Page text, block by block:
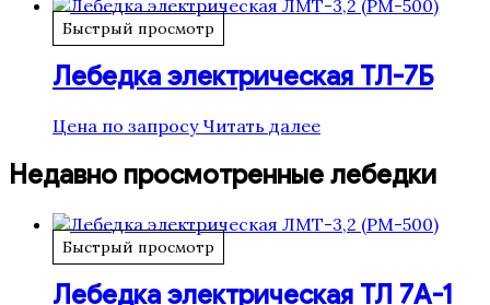
Быстрый просмотр
Лебедка электрическая ТЛ-7Б
Цена по запросу Читать далее
Недавно просмотренные лебедки
Быстрый просмотр
Лебедка электрическая ТЛ 7А-1